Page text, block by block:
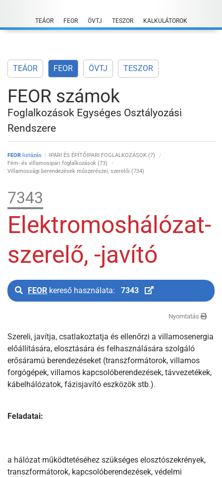
content
TEÁOR FEOR ÖVTJ TESZOR KALKULÁTOROK
TEÁOR FEOR ÖVTJ TESZOR
FEOR számok
Foglalkozások Egységes Osztályozási
Rendszere
FEOR listázás
IPARI ÉS ÉPÍTŐIPARI FOGLALKOZÁSOK (7)
Fém- és villamosipari foglalkozások (73)
Villamossági berendezések műszerészei, szerelői (734)
7343
Elektromoshálózat-
szerelő, -javító
FEOR kereső használata: 7343
Nyomtatás
Szereli, javítja, csatlakoztatja és ellenőrzi a villamosenergia
előállítására, elosztására és felhasználására szolgáló
erősáramú berendezéseket (transzformátorok, villamos
forgógépek, villamos kapcsolóberendezések, távvezetékek,
kábelhálózatok, fázisjavító eszközök stb.).
Feladatai:
a hálózat működtetéséhez szükséges elosztószekrények,
transzformátorok, kapcsolóberendezések, védelmi